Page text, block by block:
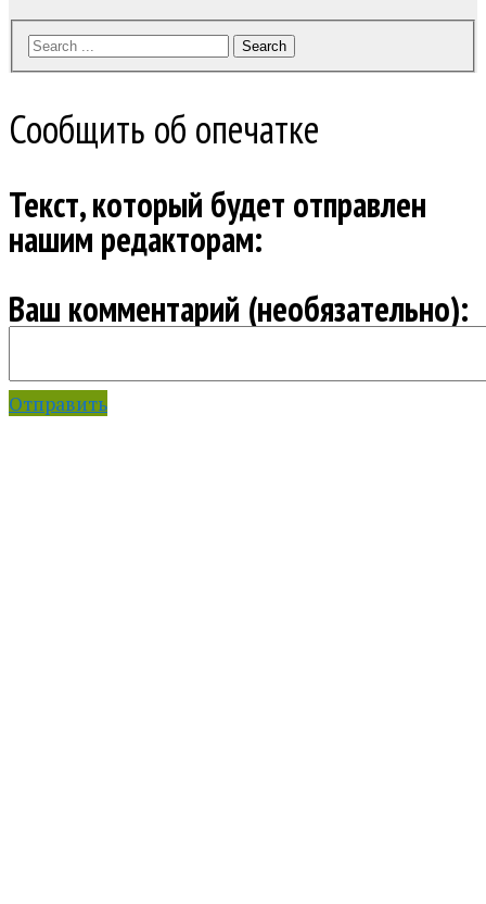
Search
Сообщить об опечатке
Текст, который будет отправлен
нашим редакторам:
Ваш комментарий (необязательно):
Отправить